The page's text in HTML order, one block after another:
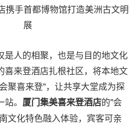
携手首都博物馆打造美洲古文明
展
是人的相聚，也是与目的地文化
喜来登酒店扎根社区，将本地文
聚喜来登"，让共享大堂成为探
。 厦门集美喜来登酒店的"会
文化特色融入体验，宾客可亲